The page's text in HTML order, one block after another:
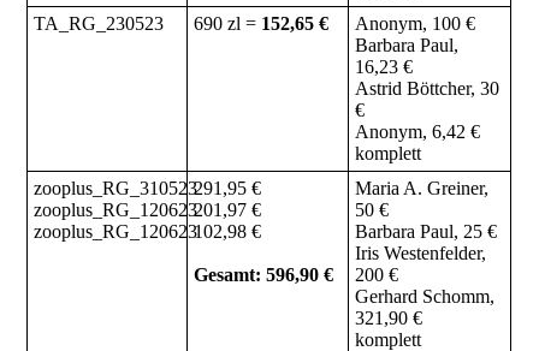
TA_RG_230523
690 zl = 152,65 €
Anonym, 100 €
Barbara Paul,
16,23 €
Astrid Böttcher, 30
€
Anonym, 6,42 €
komplett
zooplus_RG_310523
zooplus_RG_120623
zooplus_RG_120623
291,95 €
201,97 €
102,98 €
Gesamt: 596,90 €
Maria A. Greiner,
50 €
Barbara Paul, 25 €
Iris Westenfelder,
200 €
Gerhard Schomm,
321,90 €
komplett